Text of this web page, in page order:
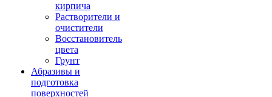
кирпича
Растворители и
очистители
Восстановитель
цвета
Грунт
Абразивы и
подготовка
поверхностей